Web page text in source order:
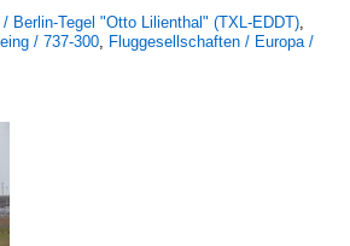
Berlin-Tegel "Otto Lilienthal" (TXL-EDDT),
/ 737-300, Fluggesellschaften / Europa /